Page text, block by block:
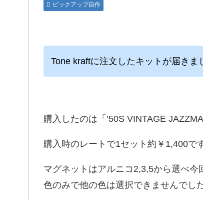
ピックアップ自作
Tone kraftに注文したキットが届きま
購入したのは「’50S VINTAGE
購入時のレートで1セット約￥1,400で
マグネットはアルニコ2,3,5から選べ
色のみで他の色は選択できませんでした